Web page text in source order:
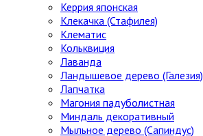
Керрия японская
Клекачка (Стафилея)
Клематис
Кольквиция
Лаванда
Ландышевое дерево (Галезия)
Лапчатка
Магония падуболистная
Миндаль декоративный
Мыльное дерево (Сапиндус)